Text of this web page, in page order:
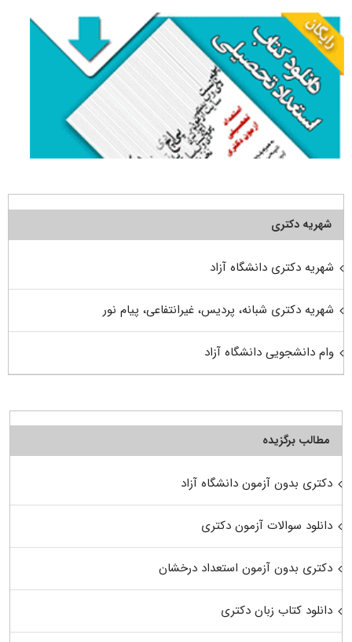
شهریه دکتری
شهریه دکتری دانشگاه آزاد
شهریه دکتری شبانه، پردیس، غیرانتفاعی، پیام نور
وام دانشجویی دانشگاه آزاد
مطالب برگزیده
دکتری بدون آزمون دانشگاه آزاد
دانلود سوالات آزمون دکتری
دکتری بدون آزمون استعداد درخشان
دانلود کتاب زبان دکتری